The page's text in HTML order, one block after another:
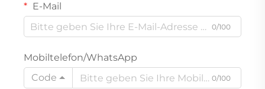
E-Mail
0/100
Mobiltelefon/WhatsApp
Code
0/100